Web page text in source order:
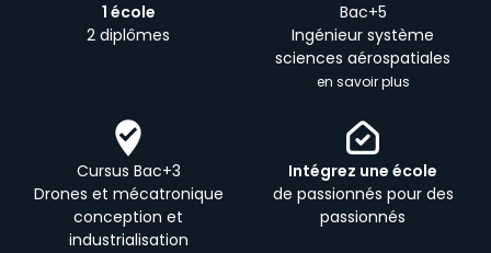
1 école
2 diplômes
Bac+5
Ingénieur système
sciences aérospatiales
en savoir plus
Cursus Bac+3
Drones et mécatronique
conception et
industrialisation
Intégrez une école
de passionnés pour des
passionnés